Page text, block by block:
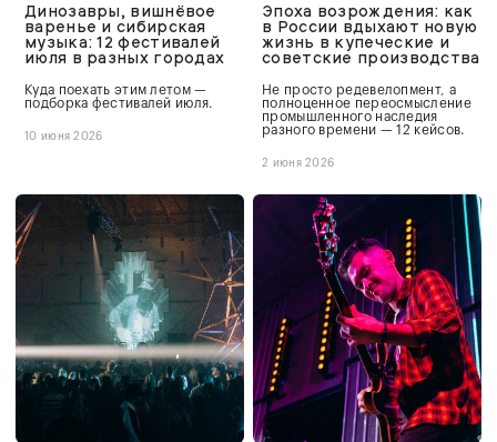
Динозавры, вишнёвое
варенье и сибирская
музыка: 12 фестивалей
июля в разных городах
Куда поехать этим летом —
подборка фестивалей июля.
10 июня 2026
Эпоха возрождения: как
в России вдыхают новую
жизнь в купеческие и
советские производства
Не просто редевелопмент, а
полноценное переосмысление
промышленного наследия
разного времени — 12 кейсов.
2 июня 2026